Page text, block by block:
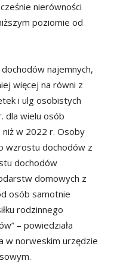
nierówności
poziomie od
najemnych,
więcej na równi z
i ulg osobistych
dla wielu osób
niż w 2022 r. Osoby
wzrostu dochodów z
dochodów
domowych z
osób samotnie
rodzinnego
– powiedziała
w norweskim urzędzie